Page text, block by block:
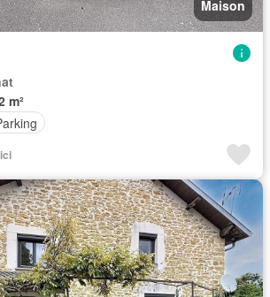
Maison
m²